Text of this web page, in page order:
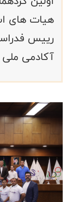
هیات های
رییس
آکادمی ملی